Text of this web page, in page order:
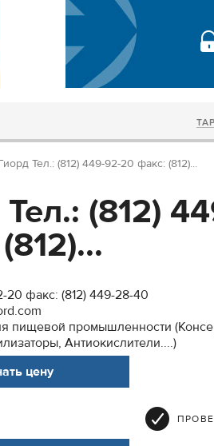
Тел.: (812) 449-92-20 факс: (812)...
(812)
20 факс: (812) 449-28-40
пищевой промышленности
Антиокислители....)
цену